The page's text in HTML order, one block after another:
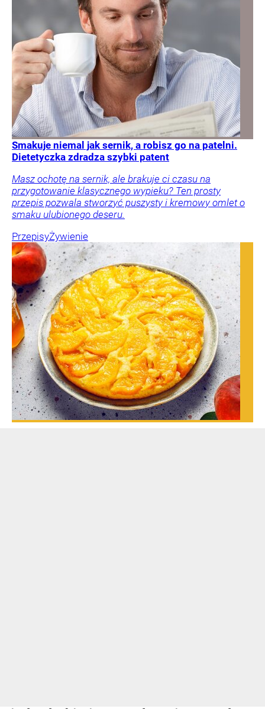
Smakuje niemal jak sernik, a robisz go na patelni.
Dietetyczka zdradza szybki patent
Masz ochotę na sernik, ale brakuje ci czasu na
przygotowanie klasycznego wypieku? Ten prosty
przepis pozwala stworzyć puszysty i kremowy omlet o
smaku ulubionego deseru.
PrzepisyŻywienie